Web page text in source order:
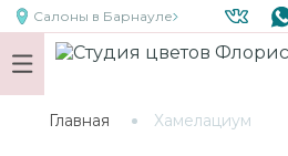
Салоны в Барнауле
Главная Хамелациум